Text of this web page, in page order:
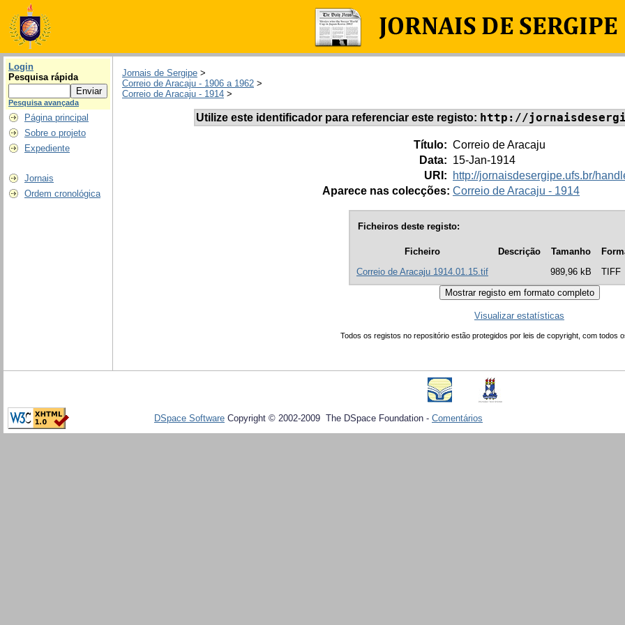
Login
Pesquisa rápida
Pesquisa avançada
Página principal
Sobre o projeto
Expediente
Jornais
Ordem cronológica
Jornais de Sergipe >
Correio de Aracaju - 1906 a 1962 >
Correio de Aracaju - 1914 >
Utilize este identificador para referenciar este registo: http://
Título: Correio de Aracaju
Data: 15-Jan-1914
URI:
http://jornaisdesergipe.ufs.br/
Aparece nas colecções: Correio de Aracaju - 1914
Ficheiros deste registo:
Ficheiro Descrição Tamanho
Correio de Aracaju 1914.01.15.tif
989,96 kB TIFF
Visualizar estatísticas
Todos os registos no repositório estão protegidos por leis de copyright, com todos
DSpace Software Copyright © 2002-2009 The DSpace Foundation - Comentários